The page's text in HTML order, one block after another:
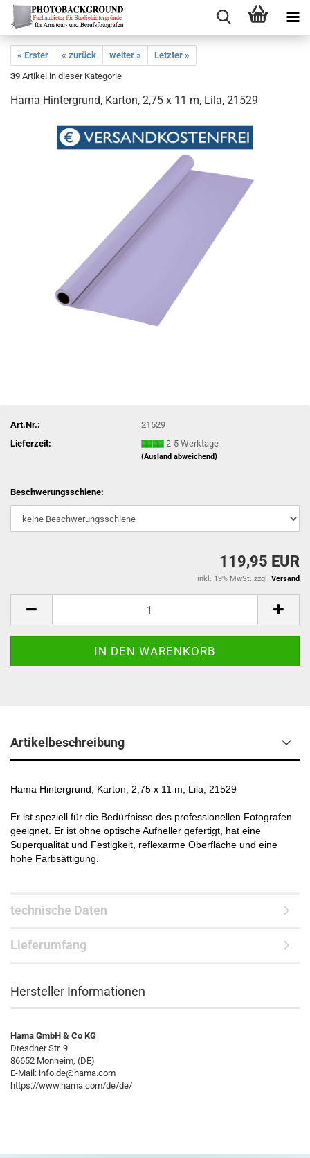
« Erster « zurück weiter »
Letzter »
39 Artikel in dieser Kategorie
Hama Hintergrund, Karton, 2,75 x 11 m, Lila, 21529
Art.Nr.:
21529
Lieferzeit:
2-5 Werktage
(Ausland abweichend)
Beschwerungsschiene:
119,95 EUR
inkl. 19% MwSt. zzgl. Versand
Artikelbeschreibung
Hama Hintergrund, Karton, 2,75 x 11 m, Lila, 21529
Er ist speziell für die Bedürfnisse des professionellen Fotografen
geeignet. Er ist ohne optische Aufheller gefertigt, hat eine
Superqualität und Festigkeit, reflexarme Oberfläche und eine
hohe Farbsättigung.
technische Daten
Lieferumfang
Hersteller Informationen
Hama GmbH & Co KG
Dresdner Str. 9
86652 Monheim, (DE)
E-Mail: info.de@hama.com
https://www.hama.com/de/de/